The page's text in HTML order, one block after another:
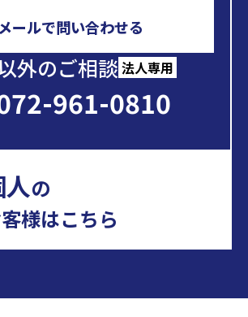
メールで問い合わせる
外のご相談 法人専用
961-0810
の
様はこちら